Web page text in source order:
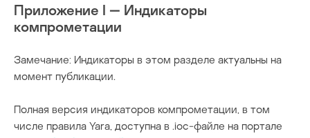
Приложение I — Индикаторы
компрометации
Замечание: Индикаторы в этом разделе актуальны на
момент публикации.
Полная версия индикаторов компрометации, в том
числе правила Yara, доступна в .ioc-файле на портале